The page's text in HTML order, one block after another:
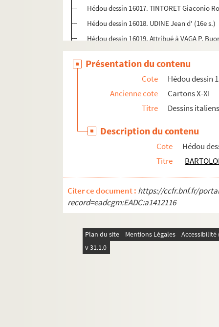
Hédou dessin 16017. TINTORET Giaconio
Hédou dessin 16018. UDINE Jean d' (16e s.)
Hédou dessin 16019. Attribué à VAGA P.
Hédou dessin 16020-16022. VERONESE
Hédou dessin 16023-16113. Dessins
Présentation du contenu
Cote
Hédou dessin
Ancienne cote
Cartons X-XI
Titre
Dessins
Description du contenu
Cote
Hédou
Titre
Citer ce document : https://ccfr.bnf.fr/
record=eadcgm:EADC:a1412116
Plan du site Mentions Légales
v 31.1.0